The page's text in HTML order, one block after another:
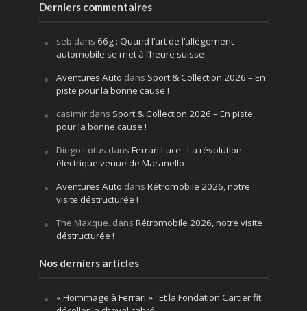
Derniers commentaires
seb dans 66g : Quand l’art de l’allègement
automobile se met à l’heure suisse
Aventures Auto dans Sport & Collection 2026 – En
piste pour la bonne cause !
casimirdans Sport & Collection 2026 – En piste
pour la bonne cause !
Dingo Lotus dans Ferrari Luce : La révolution
électrique venue de Maranello
Aventures Auto dans Rétromobile 2026, notre
visite déstructurée !
The Maxque. dans Rétromobile 2026, notre visite
déstructurée !
Nos derniers articles
« Hommage à Ferrari » : Et la Fondation Cartier fit